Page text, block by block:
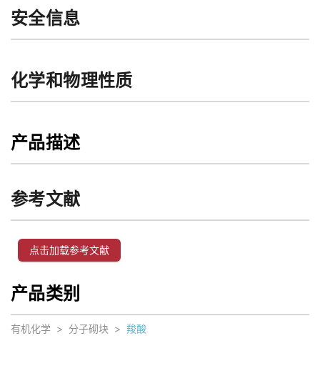
安全信息
化学和物理性质
产品描述
参考文献
点击加载参考文献
产品类别
有机化学 > 分子砌块 > 羧酸